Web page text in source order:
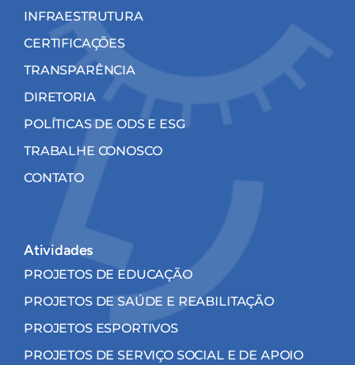
INFRAESTRUTURA
CERTIFICAÇÕES
TRANSPARÊNCIA
DIRETORIA
POLÍTICAS DE ODS E ESG
TRABALHE CONOSCO
CONTATO
Atividades
PROJETOS DE EDUCAÇÃO
PROJETOS DE SAÚDE E REABILITAÇÃO
PROJETOS ESPORTIVOS
PROJETOS DE SERVIÇO SOCIAL E DE APOIO